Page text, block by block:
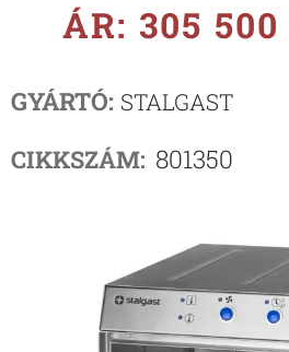
ÁR: 305
GYÁRTÓ: STALGAST
CIKKSZÁM: 801350